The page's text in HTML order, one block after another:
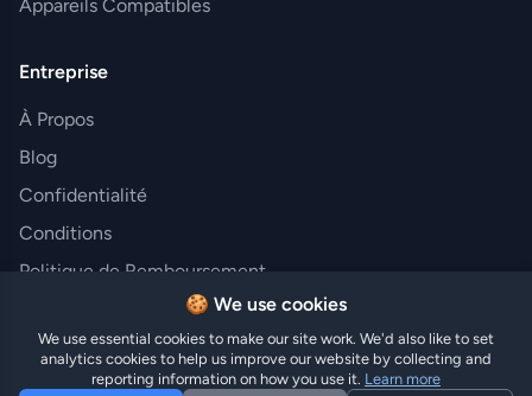
Appareils Compatibles
Entreprise
À Propos
Blog
Confidentialité
Conditions
Politique de Remboursement
© 2025 Hi eSIM. Tous droits réservés.
🍪 We use cookies
We use essential cookies to make our site work. We'd also like to set
analytics cookies to help us improve our website by collecting and
reporting information on how you use it. Learn more